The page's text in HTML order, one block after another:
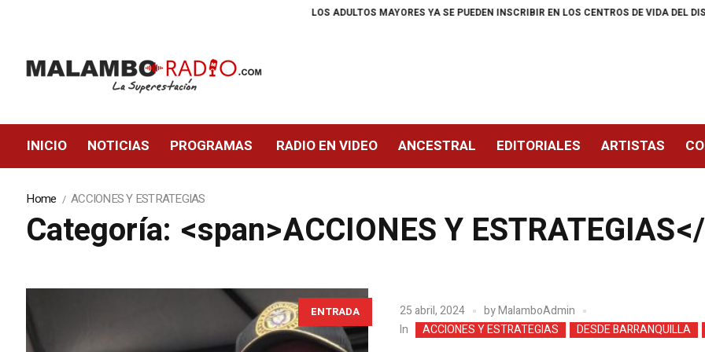
LOS ADULTOS MAYORES YA SE PUEDEN INSCRIBIR EN LOS CENTROS DE VIDA DEL DISTRITO A LA CARCEL
INICIO NOTICIAS PROGRAMAS RADIO EN VIDEO ANCESTRAL EDITORIALES ARTISTAS
Home ACCIONES Y ESTRATEGIAS
Categoría: <span>ACCIONES Y
ENTRADA 25 abril, 2024 byMalamboAdmin
In
ACCIONES Y ESTRATEGIAS DESDE BARRANQUILLA